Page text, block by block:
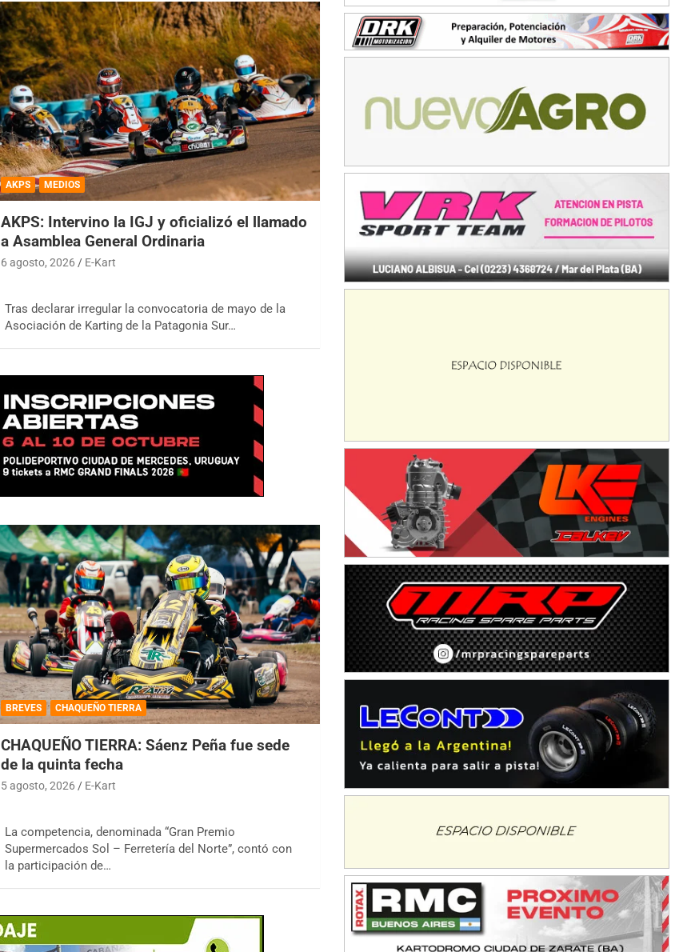
AKPS MEDIOS
AKPS: Intervino la IGJ y oficializó el llamado
a Asamblea General Ordinaria
6 agosto, 2026 E-Kart
Tras declarar irregular la convocatoria de mayo de la
Asociación de Karting de la Patagonia Sur…
BREVES CHAQUEÑO TIERRA
CHAQUEÑO TIERRA: Sáenz Peña fue sede
de la quinta fecha
5 agosto, 2026 E-Kart
La competencia, denominada “Gran Premio
Supermercados Sol – Ferretería del Norte”, contó con
la participación de…
KDO - F6
Ciudad de Trenque Lauquen (Asfalto)
Trenque Lauquen (Buenos Aires)
ENTRERRIANO - F6 (POSTERGADA)
Parque de la Velocidad (Asfalto)
Villaguay (Entre Ríos)
El Cerro (Tierra)
PATAGONICO - F6
Moto Club Reginense (Tierra)
CSK - F7
Juventud Unida (Tierra)
TUCUMANO - F5
Juan Navarro (Asfalto)
El Timbó (Tucumán)